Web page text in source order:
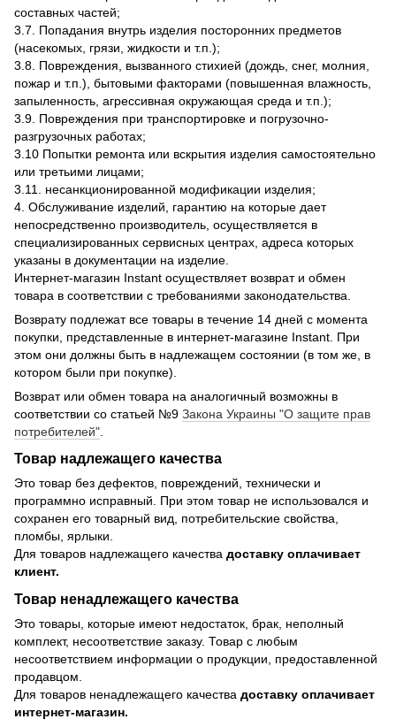
составных частей;
3.7. Попадания внутрь изделия посторонних предметов
(насекомых, грязи, жидкости и т.п.);
3.8. Повреждения, вызванного стихией (дождь, снег, молния,
пожар и т.п.), бытовыми факторами (повышенная влажность,
запыленность, агрессивная окружающая среда и т.п.);
3.9. Повреждения при транспортировке и погрузочно-
разгрузочных работах;
3.10 Попытки ремонта или вскрытия изделия самостоятельно
или третьими лицами;
3.11. несанкционированной модификации изделия;
4. Обслуживание изделий, гарантию на которые дает
непосредственно производитель, осуществляется в
специализированных сервисных центрах, адреса которых
указаны в документации на изделие.
Интернет-магазин Instant осуществляет возврат и обмен
товара в соответствии с требованиями законодательства.
Возврату подлежат все товары в течение 14 дней с момента
покупки, представленные в интернет-магазине Instant. При
этом они должны быть в надлежащем состоянии (в том же, в
котором были при покупке).
Возврат или обмен товара на аналогичный возможны в
соответствии со статьей №9 Закона Украины "О защите прав
потребителей"
Товар надлежащего качества
Это товар без дефектов, повреждений, технически и
программно исправный. При этом товар не использовался и
сохранен его товарный вид, потребительские свойства,
пломбы, ярлыки.
Для товаров надлежащего качества доставку оплачивает
клиент.
Товар ненадлежащего качества
Это товары, которые имеют недостаток, брак, неполный
комплект, несоответствие заказу. Товар с любым
несоответствием информации о продукции, предоставленной
продавцом.
Для товаров ненадлежащего качества доставку оплачивает
интернет-магазин.